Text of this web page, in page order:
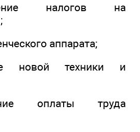
налогов на
аппарата;
новой техники и
оплаты труда